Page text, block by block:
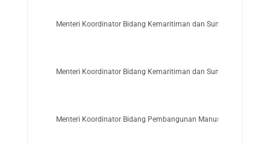
Menteri Koordinator Bidang Kemaritiman dan Sumber Daya
Menteri Koordinator Bidang Kemaritiman dan Sumber Daya
Menteri Koordinator Bidang Pembangunan Manusia dan